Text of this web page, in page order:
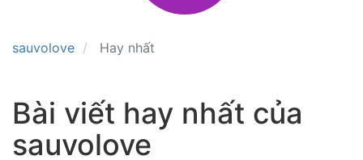
sauvolove Hay nhất
Bài viết hay nhất của
sauvolove